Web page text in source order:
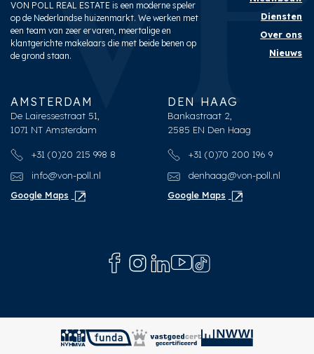
VON POLL REAL ESTATE is een moderne speler
op de Nederlandse huizenmarkt. We werken met
een team van zeer ervaren, meertalige en
klantgerichte makelaars die met beide benen op
de grond staan.
Diensten
Over ons
Nieuws
AMSTERDAM
De Lairessestraat 51,
1071 NT Amsterdam
+31 (0)20 215 998 8
info@von-poll.nl
Google Maps
DEN HAAG
Bankastraat 2,
2585 EN Den Haag
+31 (0)70 200 196 9
denhaag@von-poll.nl
Google Maps